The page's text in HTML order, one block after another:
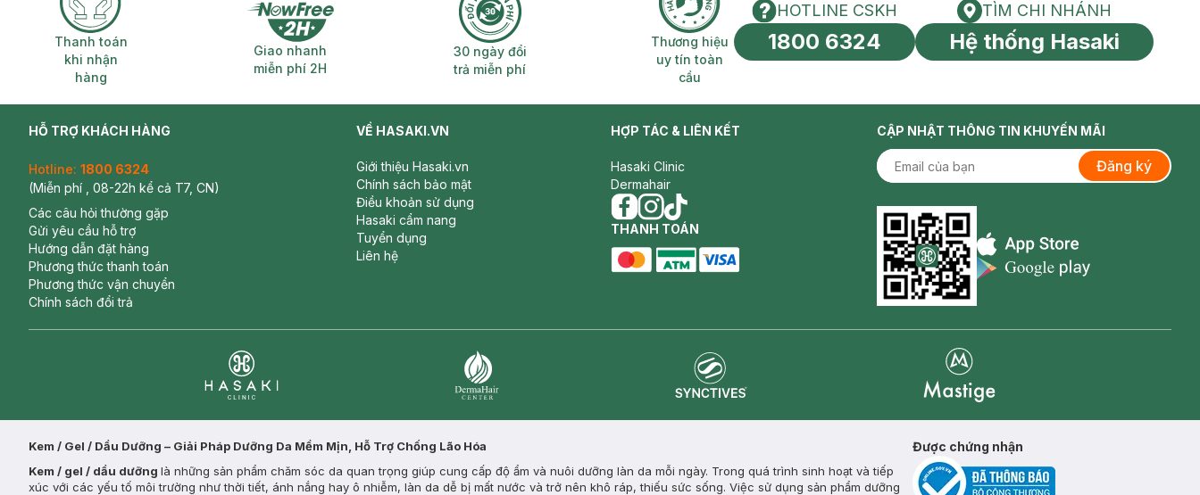
Thanh toán khi nhận hàng
Thanh toán
khi nhận
hàng
Giao nhanh miễn phí 2H
Giao nhanh
miễn phí 2H
30 ngày đổi trả miễn phí
30 ngày đổi
trả miễn phí
Thương hiệu uy tín toàn cầu
Thương hiệu
uy tín toàn
cầu
HOTLINE CSKH
HOTLINE CSKH
1800 6324
Tìm chi nhánh
TÌM CHI NHÁNH
Hệ thống Hasaki
HỖ TRỢ KHÁCH HÀNG
Hotline: 1800 6324
(Miễn phí , 08-22h kể cả T7, CN)
Các câu hỏi thường gặp
Gửi yêu cầu hỗ trợ
Hướng dẫn đặt hàng
Phương thức thanh toán
Phương thức vận chuyển
Chính sách đổi trả
VỀ HASAKI.VN
Giới thiệu Hasaki.vn
Chính sách bảo mật
Điều khoản sử dụng
Hasaki cẩm nang
Tuyển dụng
Liên hệ
HỢP TÁC & LIÊN KẾT
Hasaki Clinic
Dermahair
facebook
instagram
tiktok
THANH TOÁN
CẬP NHẬT THÔNG TIN KHUYẾN MÃI
Đăng ký
Appstore icon
Kem / Gel / Dầu Dưỡng – Giải Pháp Dưỡng Da Mềm Mịn, Hỗ Trợ Chống Lão Hóa
Kem / gel / dầu dưỡng là những sản phẩm chăm sóc da quan trọng giúp cung cấp độ ẩm và nuôi dưỡng làn da mỗi ngày. Trong quá trình sinh hoạt và tiếp
xúc với các yếu tố môi trường như thời tiết, ánh nắng hay ô nhiễm, làn da dễ bị mất nước và trở nên khô ráp, thiếu sức sống. Việc sử dụng sản phẩm dưỡng
Được chứng nhận